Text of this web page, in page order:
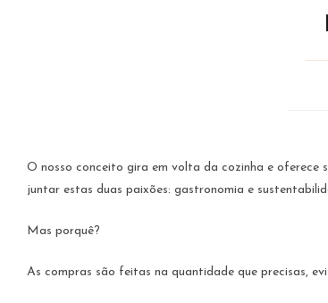
O nosso conceito gira em volta da cozinha e oferece
juntar estas duas paixões: gastronomia e
Mas porquê?
As compras são feitas na quantidade que precisas,